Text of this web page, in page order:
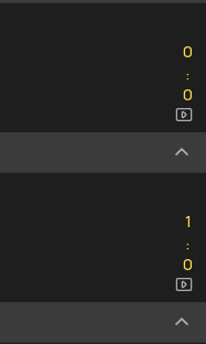
0
:0
0
1
:0
0